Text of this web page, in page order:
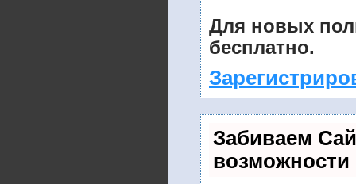
Для новых
бесплатно.
Забиваем
возможности